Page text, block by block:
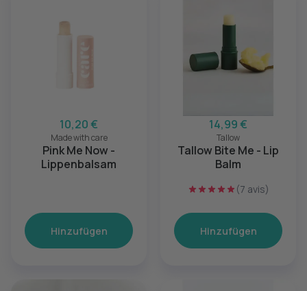
10,20 €
Made with care
Pink Me Now -
Lippenbalsam
Hinzufügen
14,99 €
Tallow
Tallow Bite Me - Lip
Balm
(7 avis)
Hinzufügen